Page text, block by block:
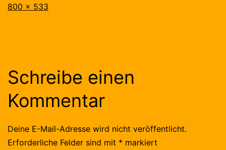
Originalgröße
800 × 533
Schreibe einen
Kommentar
Deine E-Mail-Adresse wird nicht veröffentlicht.
Erforderliche Felder sind mit * markiert